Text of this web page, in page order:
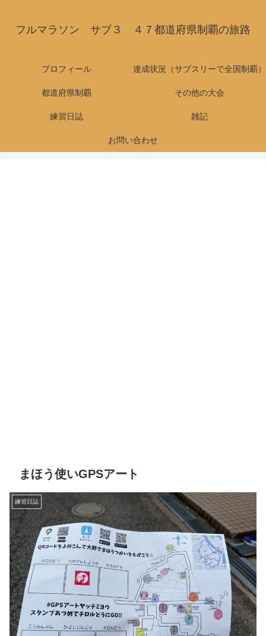
フルマラソン サブ３ ４７都道府県制覇の旅路
プロフィール 達成状況（サブスリーで全国制覇）
都道府県制覇 その他の大会
練習日誌 雑記
お問い合わせ
まほう使いGPSアート
練習日誌